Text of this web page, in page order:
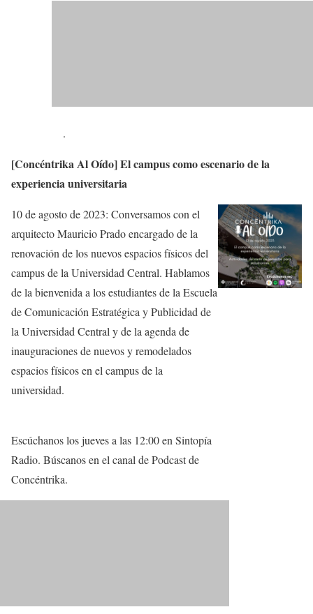
.
[Concéntrika Al Oído] El campus como escenario de la
experiencia universitaria
10 de agosto de 2023: Conversamos con el
arquitecto Mauricio Prado encargado de la
renovación de los nuevos espacios físicos del
campus de la Universidad Central. Hablamos
de la bienvenida a los estudiantes de la Escuela
de Comunicación Estratégica y Publicidad de
la Universidad Central y de la agenda de
inauguraciones de nuevos y remodelados
espacios físicos en el campus de la
universidad.
Escúchanos los jueves a las 12:00 en Sintopía
Radio. Búscanos en el canal de Podcast de
Concéntrika.